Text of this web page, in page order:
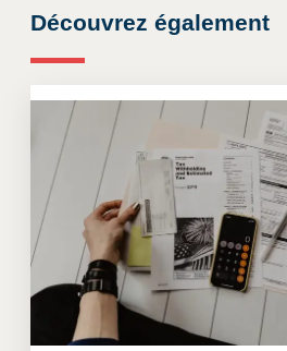
Découvrez également